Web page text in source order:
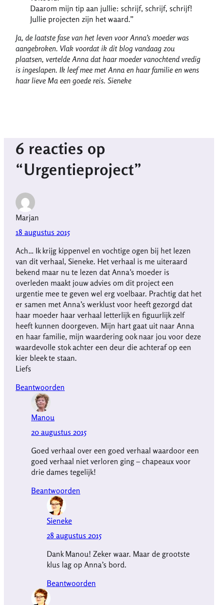
Daarom mijn tip aan jullie: schrijf, schrijf, schrijf!
Jullie projecten zijn het waard.”
Ja, de laatste fase van het leven voor Anna’s moeder was
aangebroken. Vlak voordat ik dit blog vandaag zou
plaatsen, vertelde Anna dat haar moeder vanochtend vredig
is ingeslapen. Ik leef mee met Anna en haar familie en wens
haar lieve Ma een goede reis. Sieneke
6 reacties op
“Urgentieproject”
Marjan
18 augustus 2015
Ach… Ik krijg kippenvel en vochtige ogen bij het lezen
van dit verhaal, Sieneke. Het verhaal is me uiteraard
bekend maar nu te lezen dat Anna’s moeder is
overleden maakt jouw advies om dit project een
urgentie mee te geven wel erg voelbaar. Prachtig dat het
er samen met Anna’s werklust voor heeft gezorgd dat
haar moeder haar verhaal letterlijk en figuurlijk zelf
heeft kunnen doorgeven. Mijn hart gaat uit naar Anna
en haar familie, mijn waardering ook naar jou voor deze
waardevolle stok achter een deur die achteraf op een
kier bleek te staan.
Liefs
Beantwoorden
Manou
20 augustus 2015
Goed verhaal over een goed verhaal waardoor een
goed verhaal niet verloren ging – chapeaux voor
drie dames tegelijk!
Beantwoorden
Sieneke
28 augustus 2015
Dank Manou! Zeker waar. Maar de grootste
klus lag op Anna’s bord.
Beantwoorden